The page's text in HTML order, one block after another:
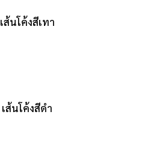
เส้นโค้งสีเทา
เส้นโค้งสีดำ